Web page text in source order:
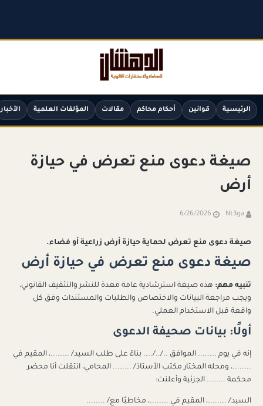
الرئيسية قوانين أحكام محاكم مقالات المؤلفات العلمية الأخبار
صيغة دعوى منع تعرض في حيازة
أرض
Nt3ga
6/26/2026
صيغة دعوى منع تعرض لحماية حيازة أرض زراعية أو فضاء.
صيغة دعوى منع تعرض في حيازة أرض
تنبيه مهم: هذه صيغة استرشادية عامة معدة للنشر والتثقيف القانوني،
ويجب مراجعة البيانات والاختصاص والطلبات والمستندات وفق كل
واقعة قبل الاستخدام العملي.
أولًا: بيانات صحيفة الدعوى
إنه في يوم ........ الموافق ../../.... بناءً على طلب السيد/ ........، المقيم في
........، ومحله المختار مكتب الأستاذ/ ........ المحامي، انتقلت أنا محضر
محكمة ........ الجزئية وأعلنت:
السيد/ ........، المقيم في ........، مخاطبًا مع/ ........